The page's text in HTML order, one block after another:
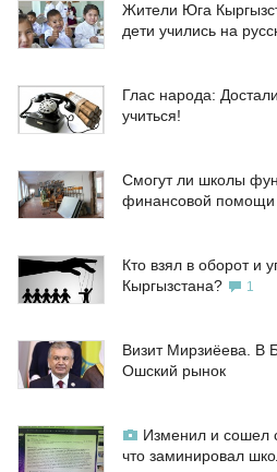
Жители Юга
дети учились на
Глас народа:
учиться!
Смогут ли школы
финансовой помощи
Кто взял в оборот и
Кыргызстана?
1
Визит Мирзиёева. В
Ошский рынок
Изменил и сошел
что заминировал